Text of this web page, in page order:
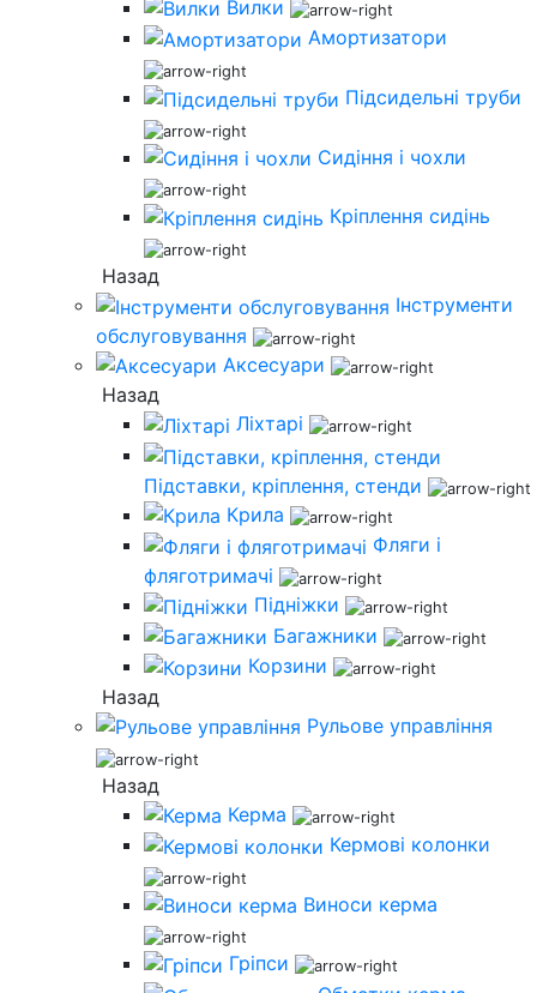
Вилки
Амортизатори
Підсидельні труби
Сидіння і чохли
Кріплення сидінь
Назад
Інструменти
обслуговування
Аксесуари
Назад
Ліхтарі
Підставки, кріплення, стенди
Крила
Фляги і
фляготримачі
Підніжки
Багажники
Корзини
Назад
Рульове управління
Назад
Керма
Кермові колонки
Виноси керма
Гріпси